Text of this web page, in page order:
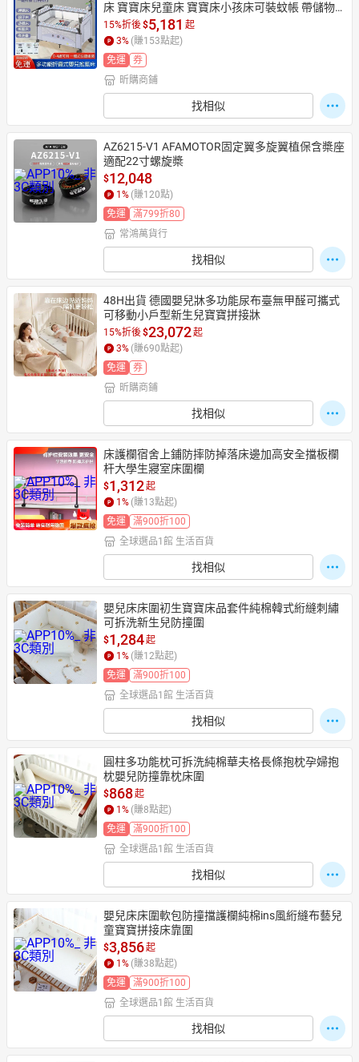
床 寶寶床兒童床 寶寶床小孩床可裝蚊帳 帶儲物
空間 多功能幼兒床
15%折後$5,181 起
3% (賺153點起)
免運
券
昕購商鋪
找相似
AZ6215-V1 AFAMOTOR固定翼多旋翼植保含槳座
適配22寸螺旋槳
$12,048
1 % (賺120點)
免運
滿799折80
常鴻萬貨行
找相似
48H出貨 德國嬰兒牀多功能尿布臺無甲醛可攜式
可移動小戶型新生兒寶寶拼接牀
15%折後$23,072起
3% (賺690點起)
免運
券
昕購商鋪
找相似
床護欄宿舍上鋪防摔防掉落床邊加高安全擋板欄
杆大學生寢室床圍欄
$1,312起
1 % (賺13點起)
免運
滿900折100
全球選品1館 生活百貨
找相似
嬰兒床床圍初生寶寶床品套件純棉韓式絎縫刺繡
可拆洗新生兒防撞圍
$1,284起
1 % (賺12點起)
免運
滿900折100
全球選品1館 生活百貨
找相似
圓柱多功能枕可拆洗純棉華夫格長條抱枕孕婦抱
枕嬰兒防撞靠枕床圍
$868起
1 % (賺8點起)
免運
滿900折100
全球選品1館 生活百貨
找相似
嬰兒床床圍軟包防撞擋護欄純棉ins風絎縫布藝兒
童寶寶拼接床靠圍
$3,856起
1 % (賺38點起)
免運
滿900折100
全球選品1館 生活百貨
找相似